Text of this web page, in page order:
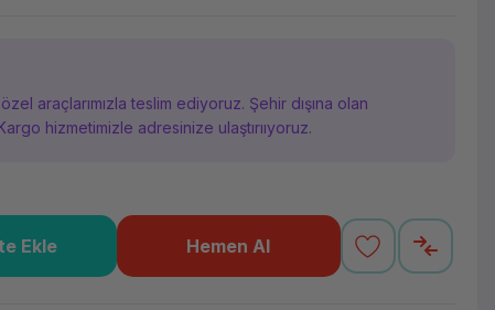
araçlarımızla teslim ediyoruz. Şehir dışına olan
hizmetimizle adresinize ulaştırııyoruz.
Ekle Hemen Al